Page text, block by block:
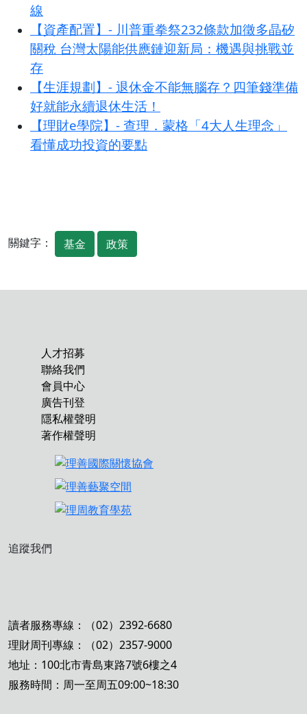
線
【資產配置】- 川普重拳祭232條款加徵多晶矽
關稅 台灣太陽能供應鏈迎新局：機遇與挑戰並
存
【生涯規劃】- 退休金不能無腦存？四筆錢準備
好就能永續退休生活！
【理財e學院】- 查理．蒙格「4大人生理念」
看懂成功投資的要點
關鍵字： 基金 政策
人才招募
聯絡我們
會員中心
廣告刊登
隱私權聲明
著作權聲明
追蹤我們
讀者服務專線：（02）2392-6680
理財周刊專線：（02）2357-9000
地址：100北市青島東路7號6樓之4
服務時間：周一至周五09:00~18:30